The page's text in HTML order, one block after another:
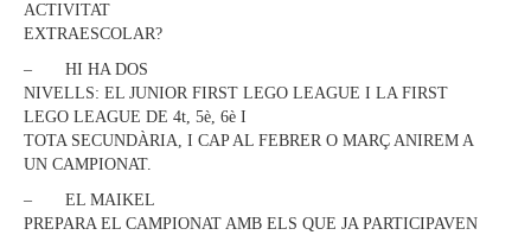
ACTIVITAT
EXTRAESCOLAR?
– HI HA DOS
NIVELLS: EL JUNIOR FIRST LEGO LEAGUE I LA FIRST
LEGO LEAGUE DE 4t, 5è, 6è I
TOTA SECUNDÀRIA, I CAP AL FEBRER O MARÇ ANIREM A
UN CAMPIONAT.
– EL MAIKEL
PREPARA EL CAMPIONAT AMB ELS QUE JA PARTICIPAVEN